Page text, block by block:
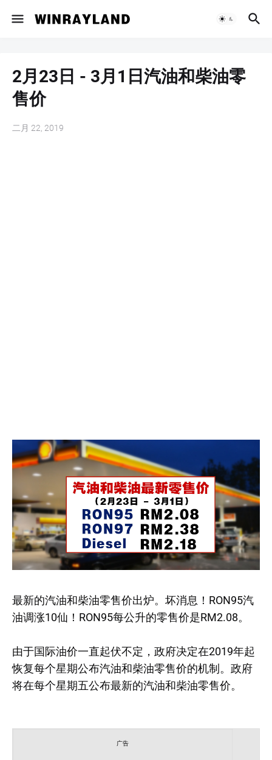
2月23日 - 3月1日汽油和柴油零
售价
二月 22, 2019
最新的汽油和柴油零售价出炉。坏消息！RON95汽
油调涨10仙！RON95每公升的零售价是RM2.08。
由于国际油价一直起伏不定，政府决定在2019年起
恢复每个星期公布汽油和柴油零售价的机制。政府
将在每个星期五公布最新的汽油和柴油零售价。
广告